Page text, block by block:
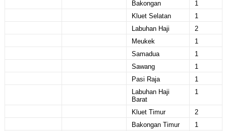
Bakongan
1
Kluet Selatan
1
Labuhan Haji
2
Meukek
1
Samadua
1
Sawang
1
Pasi Raja
1
Labuhan Haji
Barat
1
Kluet Timur
2
Bakongan Timur
1